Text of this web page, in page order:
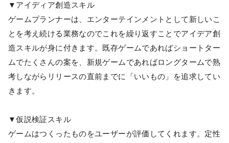
▼アイディア創造スキル
ゲームプランナーは、エンターテインメントとして新しいこ
とを考え続ける業務なのでこれを繰り返すことでアイデア創
造スキルが身に付きます。既存ゲームであればショートター
ムでたくさんの案を、新規ゲームであればロングタームで熟
考しながらリリースの直前までに「いいもの」を追求してい
きます。
▼仮説検証スキル
ゲームはつくったものをユーザーが評価してくれます。定性